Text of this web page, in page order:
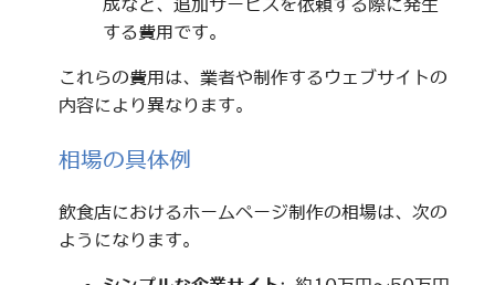
成など、追加サービスを依頼する際に発生
する費用です。
これらの費用は、業者や制作するウェブサイトの
内容により異なります。
相場の具体例
飲食店におけるホームページ制作の相場は、次の
ようになります。